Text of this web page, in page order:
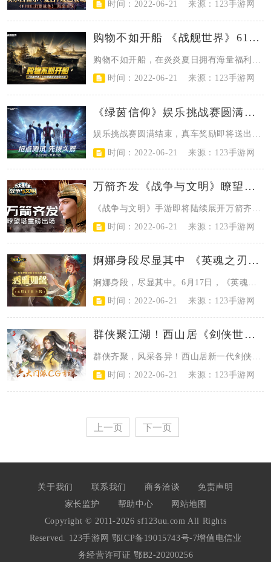
时间：2022-06-21
来源：123手游网
购物不如开船 《战舰世界》618特惠活动即将开启
时间：2022-06-21
来源：123手游网
《绿茵信仰》娱乐挑战赛圆满结束！主播区可乐获大赛冠军！
​娱乐挑战赛圆满结束，真车奖励即将送出！网易首款自研拟真足球竞技游戏《绿茵信...
时间：2022-06-21
来源：123手游网
万箭齐发《战争与文明》瞭望塔重磅登场！
时间：2022-06-21
来源：123手游网
婀娜身段尽显其中 《英魂之刃口袋版》神秘冒险家旗袍造型来袭
时间：2022-06-21
来源：123手游网
群侠聚江湖！西山居《剑侠世界3》六大门派CG首曝
时间：2022-06-21
来源：123手游网
上一页 下一页
关于我们 联系我们 商务洽谈
免责声明
家长监护
帮助中心
网站地图
Copyright © 2011-2026 sf123uu.com All Rights
Reserved. 123手游网 鄂ICP备19015743号-7增值电信业
务经营许可证 鄂B2-20200256